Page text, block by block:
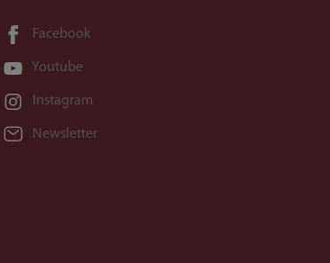
Facebook
Youtube
Instagram
Newsletter